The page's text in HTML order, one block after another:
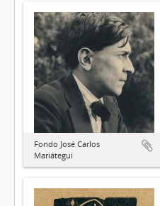
Fondo José Carlos
Mariátegui